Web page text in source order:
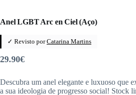
Anel LGBT Arc en Ciel (Aço)
✓ Revisto porCatarina Martins
29.90€
Descubra um anel elegante e luxuoso que
a sua ideologia de progresso social! Stock